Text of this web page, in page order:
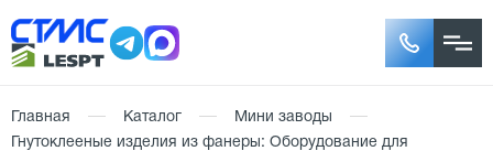
Главная Каталог
Мини заводы
Гнутоклееные изделия из фанеры: Оборудование для